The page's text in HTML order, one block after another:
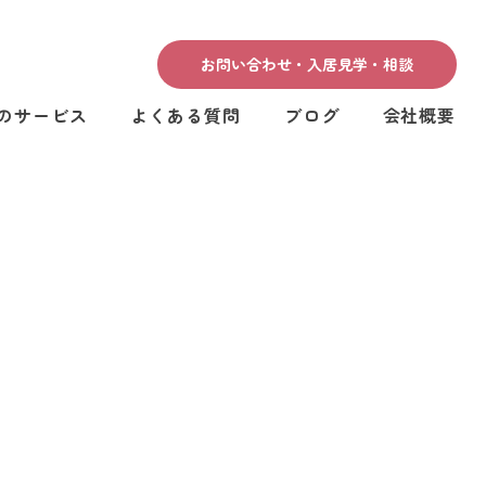
お問い合わせ・入居見学・相談
サービス よくある質問 ブログ 会社概要